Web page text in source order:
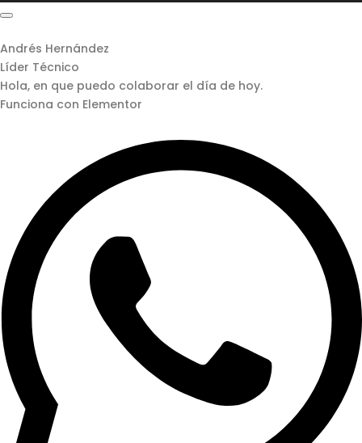
Andrés Hernández
Líder Técnico
Hola, en que puedo colaborar el día de hoy.
Funciona con Elementor